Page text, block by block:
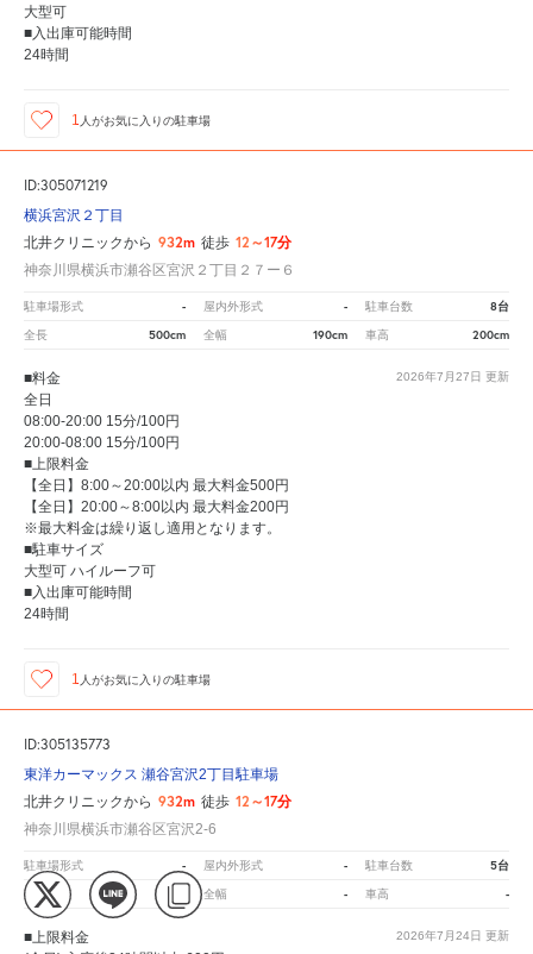
大型可
■入出庫可能時間
24時間
1 人がお気に入りの駐車場
ID:305071219
横浜宮沢２丁目
北井クリニックから 932m 徒歩 12～17分
神奈川県横浜市瀬谷区宮沢２丁目２７ー６
駐車場形式 - 屋内外形式 - 駐車台数 8台
全長 500cm 全幅 190cm 車高 200cm
2026年7月27日 更新
■料金
全日
08:00-20:00 15分/100円
20:00-08:00 15分/100円
■上限料金
【全日】8:00～20:00以内 最大料金500円
【全日】20:00～8:00以内 最大料金200円
※最大料金は繰り返し適用となります。
■駐車サイズ
大型可 ハイルーフ可
■入出庫可能時間
24時間
1 人がお気に入りの駐車場
ID:305135773
東洋カーマックス 瀬谷宮沢2丁目駐車場
北井クリニックから 932m 徒歩 12～17分
神奈川県横浜市瀬谷区宮沢2-6
駐車場形式 - 屋内外形式 - 駐車台数 5台
全長 全幅 - 車高 -
2026年7月24日 更新
■上限料金